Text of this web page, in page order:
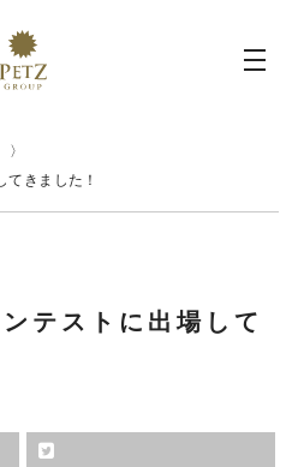
きました！
テストに出場して